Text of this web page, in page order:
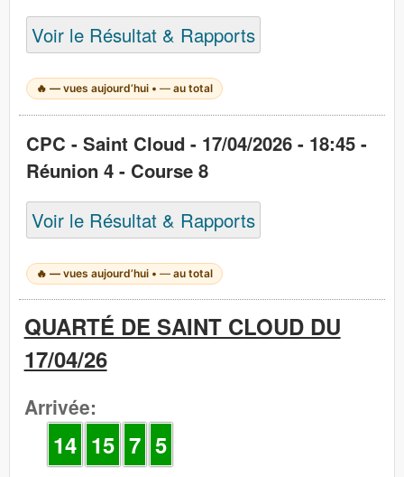
Voir le Résultat & Rapports
🔥— vues aujourd’hui •— au total
CPC - Saint Cloud - 17/04/2026 - 18:45 -
Réunion 4 - Course 8
Voir le Résultat & Rapports
🔥— vues aujourd’hui •— au total
QUARTÉ DE SAINT CLOUD DU
17/04/26
Arrivée:
14 15 7 5